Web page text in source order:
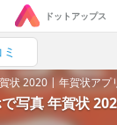
ドットアップス
状 2020 | 年賀状アプ
写真 年賀状